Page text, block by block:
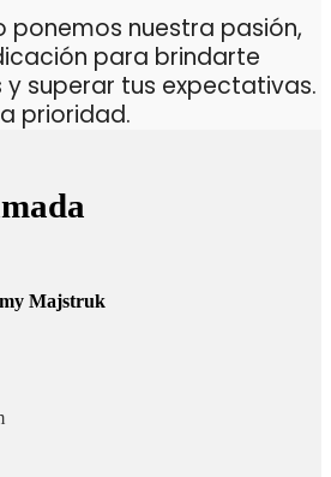
ponemos nuestra pasión,
para brindarte
y superar tus expectativas.
prioridad.
Majstruk